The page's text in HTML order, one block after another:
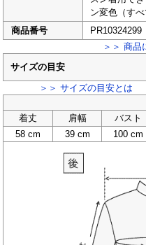
ン変色（す
商品番号
PR10324299
＞＞ 商品に関する
サイズの目安
＞＞ サイズの目安とは
着丈
肩幅 バスト
58 cm
39 cm 100 cm